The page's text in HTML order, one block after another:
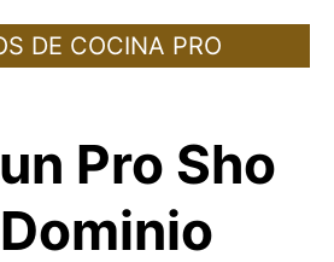
DE COCINA PRO
Pro Sho